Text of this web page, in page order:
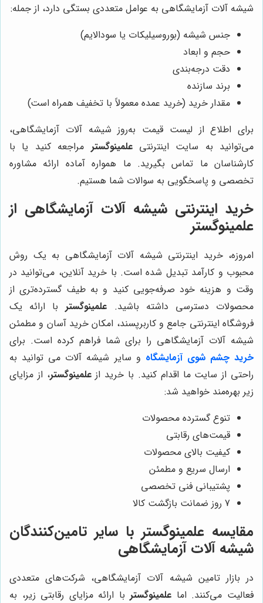
شیشه آلات آزمایشگاهی به عوامل متعددی بستگی دارد، از جمله:
جنس شیشه (بوروسیلیکات یا سودالایم)
حجم و ابعاد
دقت درجه‌بندی
برند سازنده
مقدار خرید (خرید عمده معمولاً با تخفیف همراه است)
برای اطلاع از لیست قیمت به‌روز شیشه آلات آزمایشگاهی،
می‌توانید به سایت اینترنتیعلمینوگستر مراجعه کنید یا با
کارشناسان ما تماس بگیرید. ما همواره آماده ارائه مشاوره
تخصصی و پاسخگویی به سوالات شما هستیم.
خرید اینترنتی شیشه آلات آزمایشگاهی از
علمینوگستر
امروزه، خرید اینترنتی شیشه آلات آزمایشگاهی به یک روش
محبوب و کارآمد تبدیل شده است. با خرید آنلاین، می‌توانید در
وقت و هزینه خود صرفه‌جویی کنید و به طیف گسترده‌تری از
محصولات دسترسی داشته باشید. علمینوگستربا ارائه یک
فروشگاه اینترنتی جامع و کاربرپسند، امکان خرید آسان و مطمئن
شیشه آلات آزمایشگاهی را برای شما فراهم کرده است. برای
خرید چشم شوی آزمایشگاه و سایر شیشه آلات می توانید به
راحتی از سایت ما اقدام کنید. با خرید ازعلمینوگستر، از مزایای
زیر بهره‌مند خواهید شد:
تنوع گسترده محصولات
قیمت‌های رقابتی
کیفیت بالای محصولات
ارسال سریع و مطمئن
پشتیبانی فنی تخصصی
7 روز ضمانت بازگشت کالا
مقایسه علمینوگستر با سایر تامین‌کنندگان
شیشه آلات آزمایشگاهی
در بازار تامین شیشه آلات آزمایشگاهی، شرکت‌های متعددی
فعالیت می‌کنند. اما علمینوگستر با ارائه مزایای رقابتی زیر، به